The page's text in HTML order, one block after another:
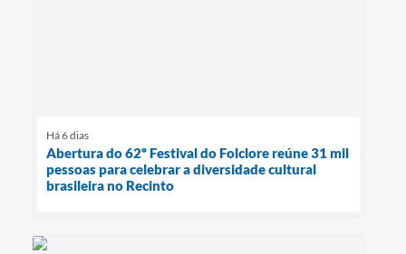
Há 6 dias
Abertura do 62º Festival do Folclore reúne 31 mil
pessoas para celebrar a diversidade cultural
brasileira no Recinto